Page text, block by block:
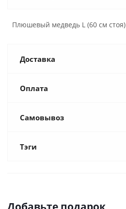
Плюшевый медведь L (60 см стоя)
Доставка
Оплата
Самовывоз
Тэги